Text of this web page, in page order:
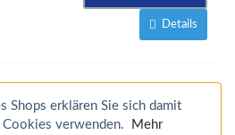
Details
Shops erklären Sie sich damit
Cookies verwenden.
Mehr